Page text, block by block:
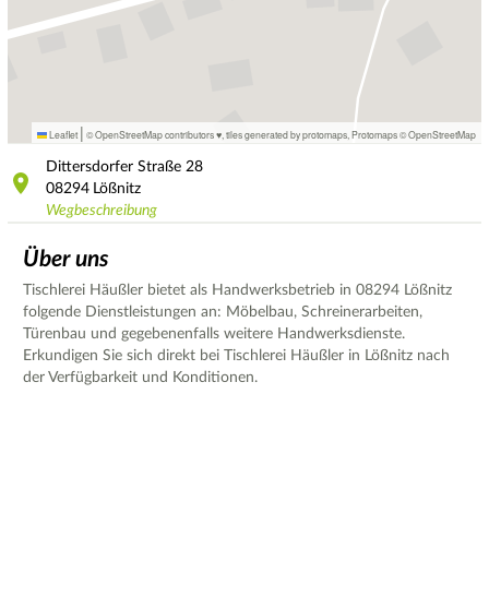
Leaflet | © OpenStreetMap contributors ♥, tiles generated by protomaps Protomaps©OpenStreetMap
Dittersdorfer Straße 28
08294 Lößnitz
Wegbeschreibung
Über uns
Tischlerei Häußler bietet als Handwerksbetrieb in 08294 Lößnitz
folgende Dienstleistungen an: Möbelbau, Schreinerarbeiten,
Türenbau und gegebenenfalls weitere Handwerksdienste.
Erkundigen Sie sich direkt bei Tischlerei Häußler in Lößnitz nach
der Verfügbarkeit und Konditionen.